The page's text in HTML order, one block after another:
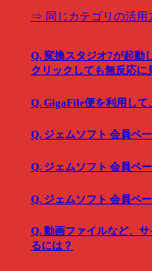
⇒ 同じカテゴリの活用
Q. 変換スタジオ7が起動
クリックしても無反応に
Q. GigaFile便を利用し
Q. ジェムソフト 会員ペ
Q. ジェムソフト 会員ペ
Q. ジェムソフト 会員ペ
Q. 動画ファイルなど、
るには？